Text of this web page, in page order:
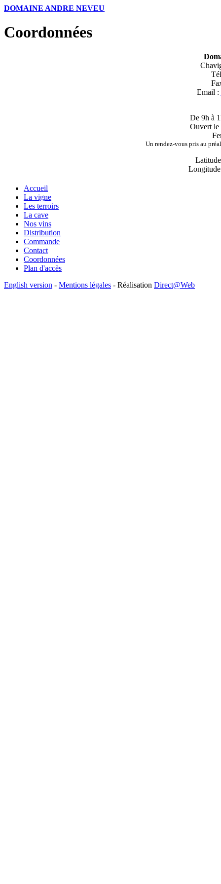
DOMAINE ANDRE NEVEU
Coordonnées
Email :
De 9h à
Ouvert le
Un rendez-vous pris au
Accueil
La vigne
Les terroirs
La cave
Nos vins
Distribution
Commande
Contact
Coordonnées
Plan d'accès
English version - Mentions légales - Réalisation Direct@Web